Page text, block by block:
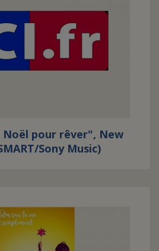
Noël pour rêver", New
Sony Music)